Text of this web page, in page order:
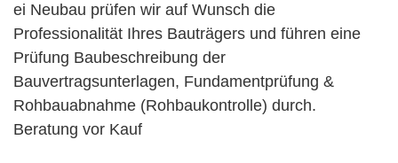
ei Neubau prüfen wir auf Wunsch die
Professionalität Ihres Bauträgers und führen eine
Prüfung Baubeschreibung der
Bauvertragsunterlagen, Fundamentprüfung &
Rohbauabnahme (Rohbaukontrolle) durch.
Beratung vor Kauf